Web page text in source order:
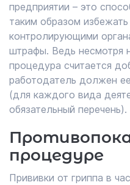
предприятии – это
таким образом
контролирующими
штрафы. Ведь несмотря
процедура считается
работодатель должен
(для каждого вида
обязательный перечень).
процедуре
Прививки от гриппа в